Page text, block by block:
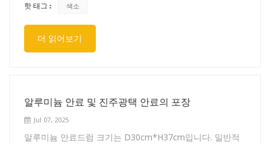
렌, 폴리프로필렌, 폴리에스터, 폴리염화비닐, 염소화 폴리
아미드, 폴리아미드, 셀룰로스 및 폴리에스터가 포함됩니다.
열경화성 분말 코팅열경화성 분체 도료는 열경화성 수지, 경
화제, 안료, 충전제 및 첨가제로 구성됩니다. 열경화성 분체
코팅에 사용되는 옥외용 분말 코팅은 일반적으로 옥외용 울
타리, 기계 및 장비, 자동차, 벽 등에 사용됩니다.실내용 분
체 도장실내 제품 코팅에 사용되며, 일반적으로 가전제품,
스포츠 장비, 장식품 등에 실내용 분말 코팅을 사용합니다.
핫 태그 : 색소
더 읽어보기
알루미늄 안료 및 진주광택 안료의 포장
Jul 07, 2025
알루미늄 안료드럼 크기는 D30cm*H37cm입니다. 일반적